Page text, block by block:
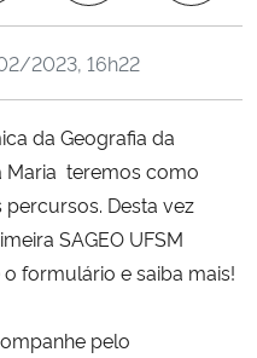
e Comunicações
2023, 16h22
da Geografia da
Maria teremos como
Desta vez
SAGEO UFSM
formulário e saiba mais!
pelo